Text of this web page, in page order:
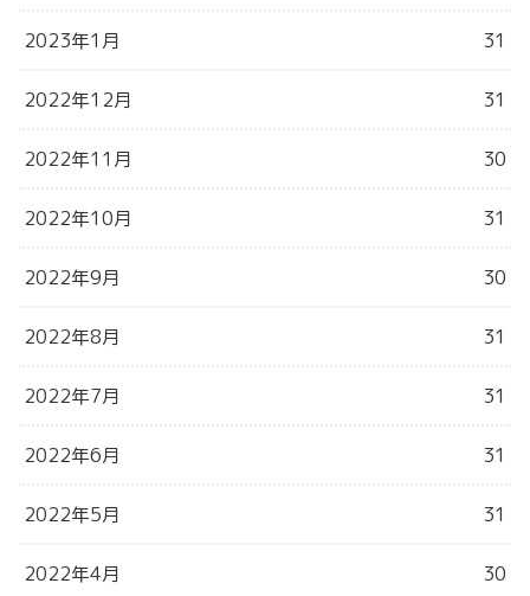
2023年1月 31
2022年12月 31
2022年11月 30
2022年10月 31
2022年9月 30
2022年8月 31
2022年7月 31
2022年6月 31
2022年5月 31
2022年4月 30